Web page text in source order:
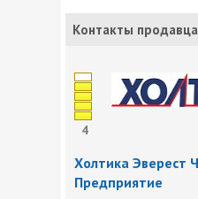
Контакты продавца
4
Холтика Эверест
Предприятие